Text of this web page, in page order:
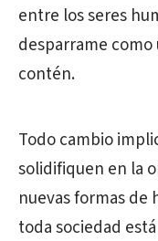
entre los seres
desparrame
contén.
Todo cambio
solidifiquen en la
nuevas formas de
toda sociedad